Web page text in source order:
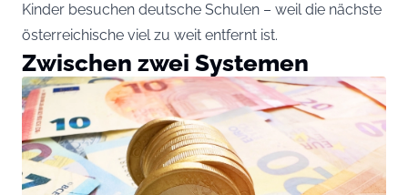
Kinder besuchen deutsche Schulen – weil die nächste
österreichische viel zu weit entfernt ist.
Zwischen zwei Systemen